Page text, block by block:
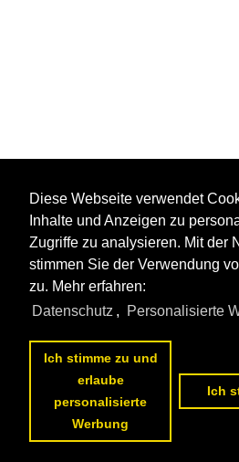
Datenschutzerklärung
Diese Webseite verwendet
Inhalte und Anzeigen zu
Zugriffe zu analysieren. Mit der
stimmen Sie der Verwendung
zu. Mehr erfahren:
Datenschutz , Personalisierte
Ich stimme zu und
erlaube
personalisierte
Werbung
Ich